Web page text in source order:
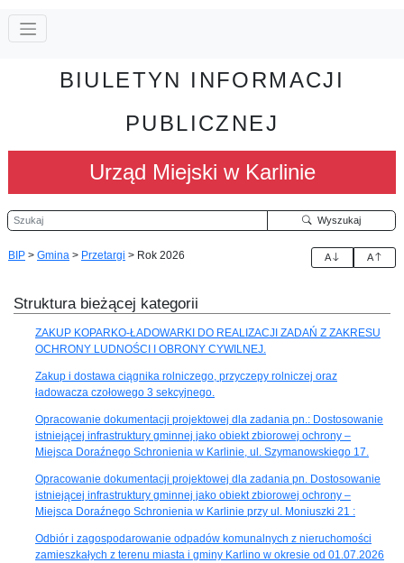
BIULETYN INFORMACJI
PUBLICZNEJ
Urząd Miejski w Karlinie
Szukaj Wyszukaj
BIP > Gmina > Przetargi > Rok 2026 A A
Struktura bieżącej kategorii
ZAKUP KOPARKO-ŁADOWARKI DO REALIZACJI ZADAŃ Z ZAKRESU
OCHRONY LUDNOŚCI I OBRONY CYWILNEJ.
Zakup i dostawa ciągnika rolniczego, przyczepy rolniczej oraz
ładowacza czołowego 3 sekcyjnego.
Opracowanie dokumentacji projektowej dla zadania pn.: Dostosowanie
istniejącej infrastruktury gminnej jako obiekt zbiorowej ochrony –
Miejsca Doraźnego Schronienia w Karlinie, ul. Szymanowskiego 17.
Opracowanie dokumentacji projektowej dla zadania pn. Dostosowanie
istniejącej infrastruktury gminnej jako obiekt zbiorowej ochrony –
Miejsca Doraźnego Schronienia w Karlinie przy ul. Moniuszki 21 :
Odbiór i zagospodarowanie odpadów komunalnych z nieruchomości
zamieszkałych z terenu miasta i gminy Karlino w okresie od 01.07.2026